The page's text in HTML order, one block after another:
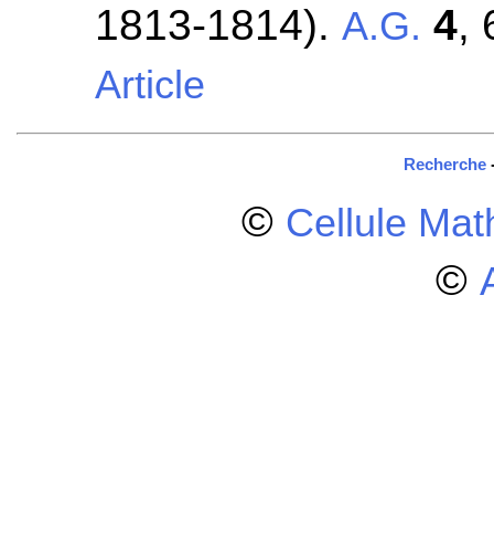
1813-1814).A.G. 4,
Article
Recherche
© Cellule
©